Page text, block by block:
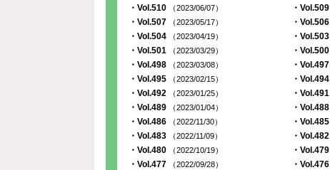
・Vol.510 （2023/06/07） ・Vol.509
・Vol.507 （2023/05/17） ・Vol.506
・Vol.504 （2023/04/19） ・Vol.503
・Vol.501 （2023/03/29） ・Vol.500
・Vol.498 （2023/03/08） ・Vol.497
・Vol.495 （2023/02/15） ・Vol.494
・Vol.492 （2023/01/25） ・Vol.491
・Vol.489 （2023/01/04） ・Vol.488
・Vol.486 （2022/11/30） ・Vol.485
・Vol.483 （2022/11/09） ・Vol.482
・Vol.480 （2022/10/19） ・Vol.479
・Vol.477 （2022/09/28） ・Vol.476